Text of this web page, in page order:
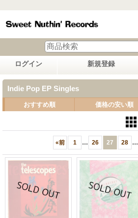
ログイン 新規登録
Indie Pop EP Singles
おすすめ順 価格の安い順
«前 1 ... 26 27 28 ...